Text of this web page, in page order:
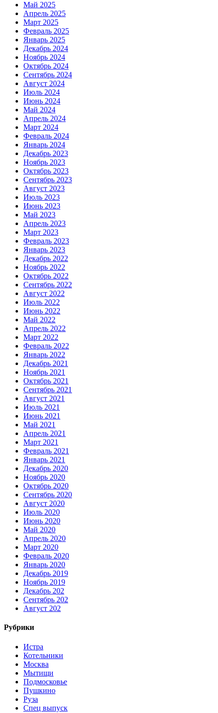
Май 2025
Апрель 2025
Март 2025
Февраль 2025
Январь 2025
Декабрь 2024
Ноябрь 2024
Октябрь 2024
Сентябрь 2024
Август 2024
Июль 2024
Июнь 2024
Май 2024
Апрель 2024
Март 2024
Февраль 2024
Январь 2024
Декабрь 2023
Ноябрь 2023
Октябрь 2023
Сентябрь 2023
Август 2023
Июль 2023
Июнь 2023
Май 2023
Апрель 2023
Март 2023
Февраль 2023
Январь 2023
Декабрь 2022
Ноябрь 2022
Октябрь 2022
Сентябрь 2022
Август 2022
Июль 2022
Июнь 2022
Май 2022
Апрель 2022
Март 2022
Февраль 2022
Январь 2022
Декабрь 2021
Ноябрь 2021
Октябрь 2021
Сентябрь 2021
Август 2021
Июль 2021
Июнь 2021
Май 2021
Апрель 2021
Март 2021
Февраль 2021
Январь 2021
Декабрь 2020
Ноябрь 2020
Октябрь 2020
Сентябрь 2020
Август 2020
Июль 2020
Июнь 2020
Май 2020
Апрель 2020
Март 2020
Февраль 2020
Январь 2020
Декабрь 2019
Ноябрь 2019
Декабрь 202
Сентябрь 202
Август 202
Рубрики
Истра
Котельники
Москва
Мытищи
Подмосковье
Пушкино
Руза
Спец выпуск